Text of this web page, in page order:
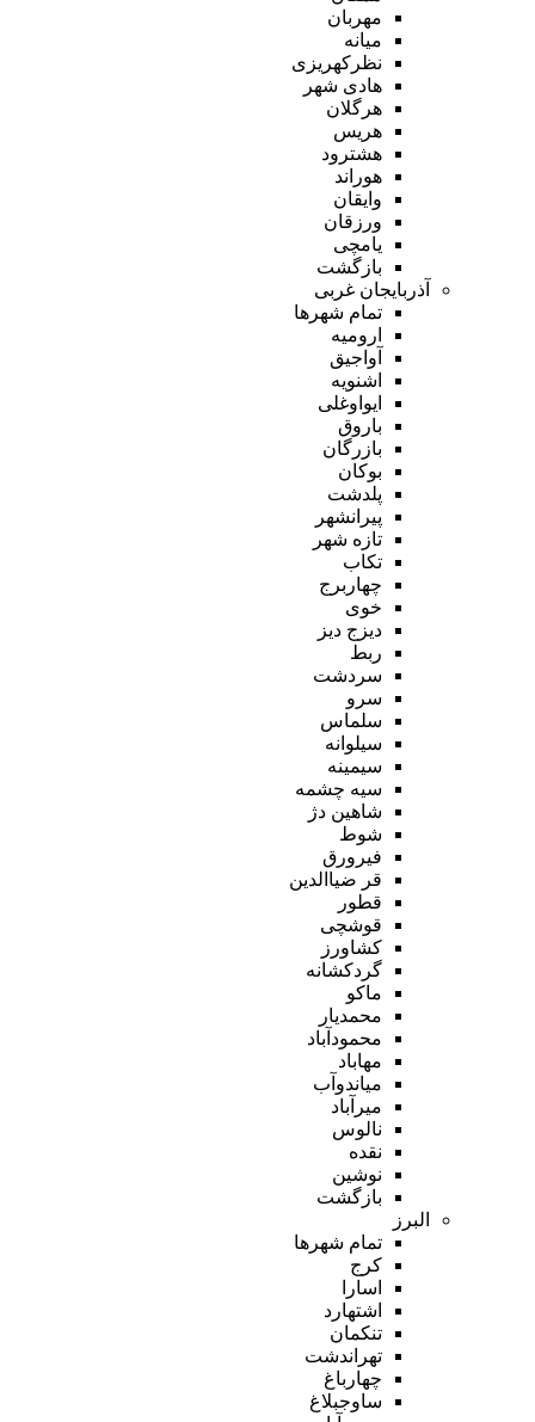
مهربان
میانه
نظرکهریزی
هادی شهر
هرگلان
هریس
هشترود
هوراند
وایقان
ورزقان
یامچی
بازگشت
آذربایجان غربی
تمام شهر‌ها
ارومیه
آواجیق
اشنویه
ایواوغلی
باروق
بازرگان
بوکان
پلدشت
پیرانشهر
تازه شهر
تکاب
چهاربرج
خوی
دیزج دیز
ربط
سردشت
سرو
سلماس
سیلوانه
سیمینه
سیه چشمه
شاهین دژ
شوط
فیرورق
قر ضیاالدین
قطور
قوشچی
کشاورز
گردکشانه
ماکو
محمدیار
محمودآباد
مهاباد
میاندوآب
میرآباد
نالوس
نقده
نوشین
بازگشت
البرز
تمام شهر‌ها
کرج
اسارا
اشتهارد
تنکمان
تهراندشت
چهارباغ
ساوجبلاغ